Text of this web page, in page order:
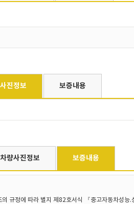
사진정보 보증내용
차량사진정보 보증내용
규정에 따라 별지 제82호서식 『중고자동차성